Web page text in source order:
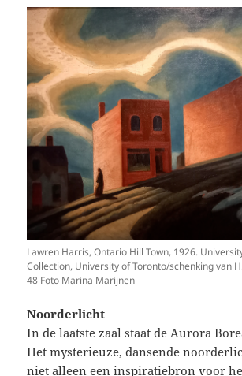
Lawren Harris, Ontario Hill Town, 1926.
Collection, University of Toronto/schenking van
48 Foto Marina Marijnen
Noorderlicht
In de laatste zaal staat de Aurora
Het mysterieuze, dansende
niet alleen een inspiratiebron voor